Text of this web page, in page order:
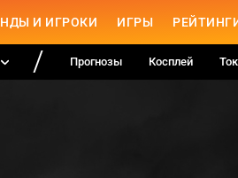
И ИГРОКИ ИГРЫ
Прогнозы Косплей